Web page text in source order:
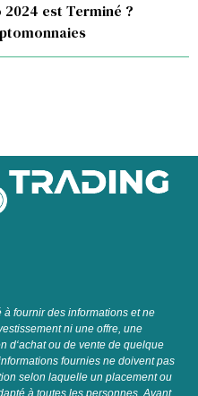
est Terminé ?
à fournirdes informations etne
issementniuneoffre, une
d‘achatou de vente de quelque
ationsfourniesnedoiventpas
selon laquelle un placementou
é à toutes les personnes Avant